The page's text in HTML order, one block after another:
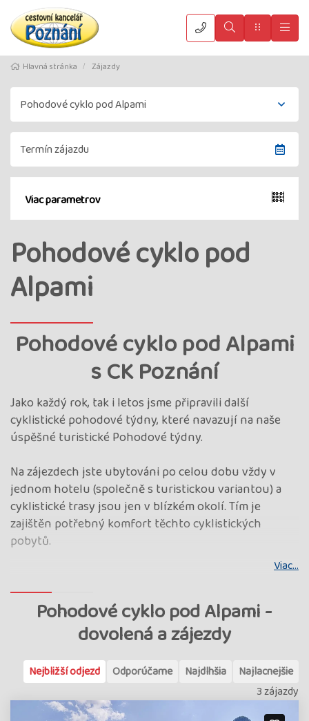
VyhledatMenu
Hlavná stránka Zájazdy
Viac parametrov
Pohodové cyklo pod
Alpami
Pohodové cyklo pod Alpami
s CK Poznání
Jako každý rok, tak i letos jsme připravili další
cyklistické pohodové týdny, které navazují na naše
úspěšné turistické Pohodové týdny.
Na zájezdech jste ubytováni po celou dobu vždy v
jednom hotelu (společně s turistickou variantou) a
cyklistické trasy jsou jen v blízkém okolí. Tím je
zajištěn potřebný komfort těchto cyklistických
pobytů.
Viac...
Pohodové cyklo pod Alpami -
dovolená a zájezdy
Nejbližší odjezd Odporúčame Najdlhšia
Najlacnejšie
3 zájazdy